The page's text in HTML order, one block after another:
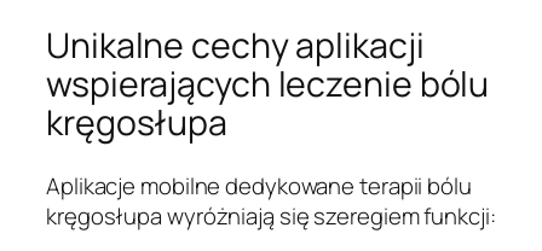
Unikalne cechy aplikacji
wspierających leczenie bólu
kręgosłupa
Aplikacje mobilne dedykowane terapii bólu
kręgosłupa wyróżniają się szeregiem funkcji: